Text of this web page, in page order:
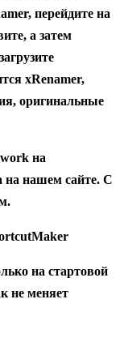
перейдите на
а затем
xRenamer,
оригинальные
на
нашем сайте. C
на стартовой
не меняет